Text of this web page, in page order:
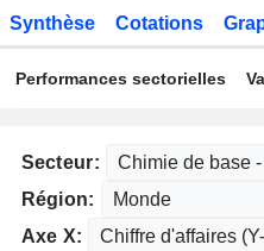
Synthèse Cotations
Performances sectorielles
Secteur:
Région:
Axe X: